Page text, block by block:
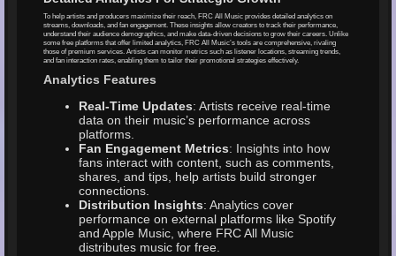
To help artists and producers maximize their reach, FRC All Music provides detailed analytics on
streams, downloads, and fan engagement. These insights allow creators to track their performance,
understand their audience demographics, and make data-driven decisions to grow their careers. Unlike
some free platforms that offer limited analytics, FRC All Music’s tools are comprehensive, rivaling
those of premium services. Artists can monitor metrics such as listener locations, streaming trends,
and fan interaction rates, enabling them to tailor their promotional strategies effectively.
Analytics Features
Real-Time Updates: Artists receive real-time
data on their music’s performance across
platforms.
Fan Engagement Metrics: Insights into how
fans interact with content, such as comments,
shares, and tips, help artists build stronger
connections.
Distribution Insights: Analytics cover
performance on external platforms like Spotify
and Apple Music, where FRC All Music
distributes music for free.